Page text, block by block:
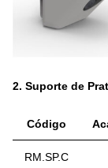
2. Suporte de
Código
RM.SP.C